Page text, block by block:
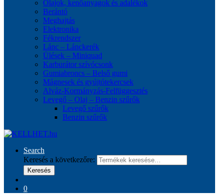
Olajok, kenőanyagok és adalékok
Berántó
Meghajtás
Elektronika
Fékrendszer
Lánc – Lánckerék
Ülések – Miniquad
Karburátor szívócsonk
Gumiabroncs – Belső gumi
Mágnesek és gyújtótekercsek
Alváz-Kormányzás-Felfüggesztés
Levegő – Olaj – Benzin szűrők
Levegő szűrők
Benzin szűrők
Search
Keresés a következőre:
Keresés
0